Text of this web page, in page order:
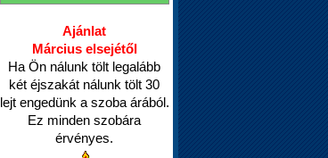
Ajánlat
Március elsejétől
Ha Ön nálunk tölt legalább
két éjszakát nálunk tölt 30
lejt engedünk a szoba árából.
Ez minden szobára
érvényes.